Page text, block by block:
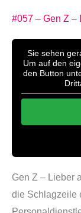
#057 – Gen Z –
Sie sehen
Um auf den
den Button
Gen Z – Lieber
die Schlagzeile